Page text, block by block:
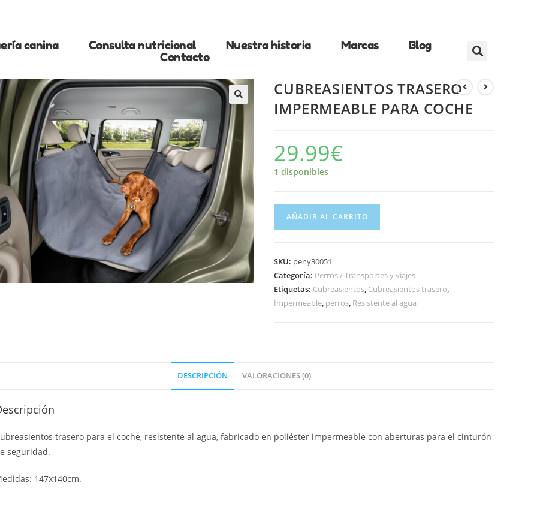
canina Consulta nutricional Nuestra historia Marcas
Blog
Contacto
CUBREASIENTOS TRASERO
IMPERMEABLE PARA COCHE
29.99€
1 disponibles
AÑADIR AL CARRITO
SKU: peny30051
Categoría: Perros / Transportes y viajes
Etiquetas: Cubreasientos, Cubreasientos trasero,
Impermeable, perros, Resistente al agua
DESCRIPCIÓN VALORACIONES (0)
trasero para el coche, resistente al agua, fabricado en poliéster impermeable con aberturas para el cinturón
seguridad.
147x140cm.